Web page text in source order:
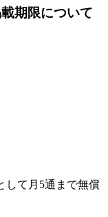
期限について
して月5通まで無償